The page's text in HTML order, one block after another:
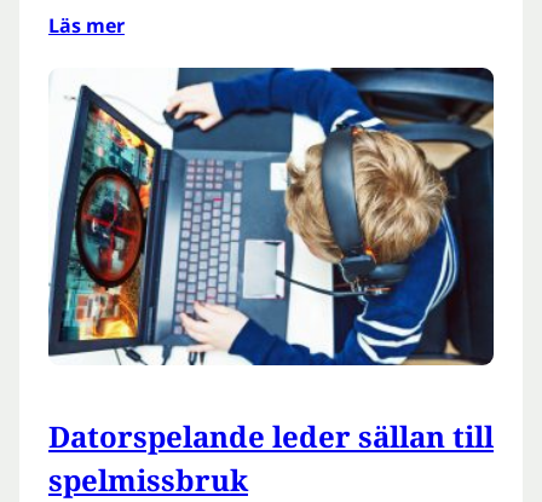
Läs mer
Datorspelande leder sällan till
spelmissbruk